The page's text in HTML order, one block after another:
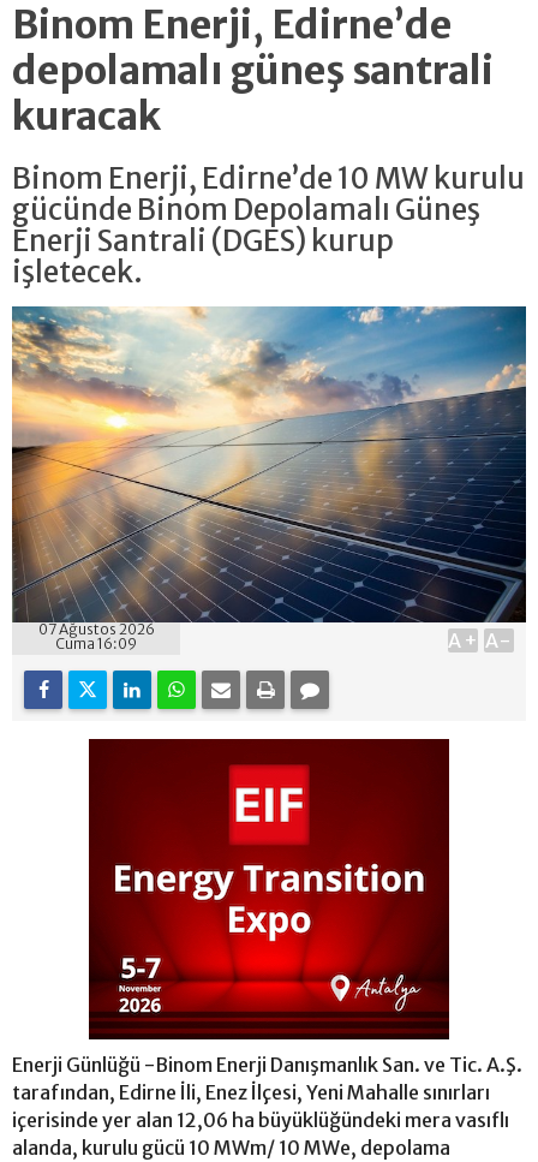
Binom Enerji, Edirne’de
depolamalı güneş santrali
kuracak
Binom Enerji, Edirne’de 10 MW kurulu
gücünde Binom Depolamalı Güneş
Enerji Santrali (DGES) kurup
işletecek.
07 Ağustos 2026
Cuma 16:09
A+ A-
Enerji Günlüğü -Binom Enerji Danışmanlık San. ve Tic. A.Ş.
tarafından, Edirne İli, Enez İlçesi, Yeni Mahalle sınırları
içerisinde yer alan 12,06 ha büyüklüğündeki mera vasıflı
alanda, kurulu gücü 10 MWm/ 10 MWe, depolama